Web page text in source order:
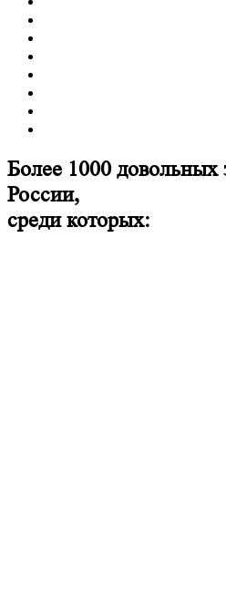
Более 1000 довольных
России,
среди которых: